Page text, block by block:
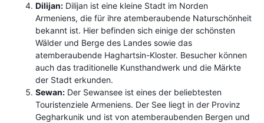
Dilijan: Dilijan ist eine kleine Stadt im Norden
Armeniens, die für ihre atemberaubende Naturschönheit
bekannt ist. Hier befinden sich einige der schönsten
Wälder und Berge des Landes sowie das
atemberaubende Haghartsin-Kloster. Besucher können
auch das traditionelle Kunsthandwerk und die Märkte
der Stadt erkunden.
Sewan: Der Sewansee ist eines der beliebtesten
Touristenziele Armeniens. Der See liegt in der Provinz
Gegharkunik und ist von atemberaubenden Bergen und